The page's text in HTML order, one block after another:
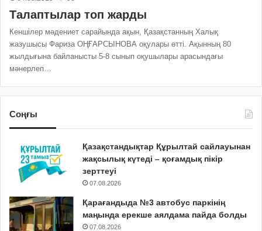
Талаптылар топ жарды
Кеншілер мәдениет сарайында ақын, Қазақстанның Халық
жазушысы Фариза ОҢҒАРСЫНОВА оқулары өтті. Ақынның 80
жылдығына байланысты 5-8 сынып оқушылары арасындағы
мәнерлеп…
Соңғы
Қазақстандықтар Құрылтай сайлауынан
жақсылық күтеді – қоғамдық пікір
зерттеуі
07.08.2026
Қарағандыда №3 автобус паркінің
маңында ерекше аялдама пайда болды
07.08.2026